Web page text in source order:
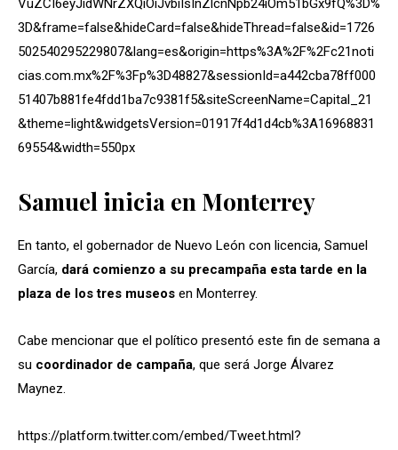
VuZCI6eyJidWNrZXQiOiJvbiIsInZlcnNpb24iOm51bGx9fQ%3D%
3D&frame=false&hideCard=false&hideThread=false&id=1726
502540295229807&lang=es&origin=https%3A%2F%2Fc21noti
cias.com.mx%2F%3Fp%3D48827&sessionId=a442cba78ff000
51407b881fe4fdd1ba7c9381f5&siteScreenName=Capital_21
&theme=light&widgetsVersion=01917f4d1d4cb%3A16968831
69554&width=550px
Samuel inicia en Monterrey
En tanto, el gobernador de Nuevo León con licencia, Samuel
García, dará comienzo a su precampaña esta tarde en la
plaza de los tres museos en Monterrey.
Cabe mencionar que el político presentó este fin de semana a
su coordinador de campaña, que será Jorge Álvarez
Maynez.
https://platform.twitter.com/embed/Tweet.html?